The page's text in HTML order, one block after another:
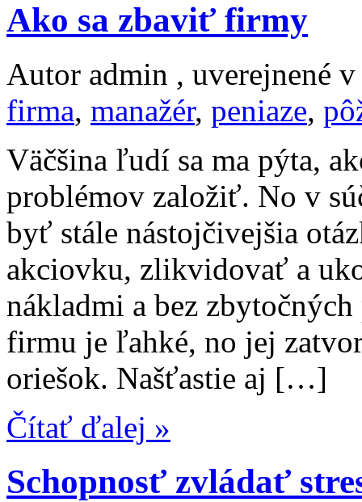
Ako sa zbaviť firmy
Autor admin , uverejnené
firma, manažér, peniaze,
Väčšina ľudí sa ma pýta,
problémov založiť. No v
byť stále nástojčivejšia
akciovku, zlikvidovať a
nákladmi a bez
firmu je ľahké, no jej
oriešok. Našťastie aj […]
Čítať ďalej »
Schopnosť zvládať